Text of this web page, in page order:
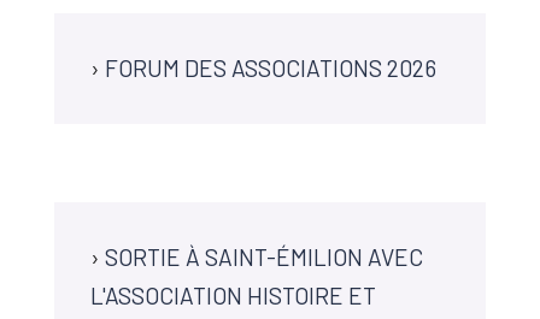
› FORUM DES ASSOCIATIONS 2026
› SORTIE À SAINT-ÉMILION AVEC
L'ASSOCIATION HISTOIRE ET